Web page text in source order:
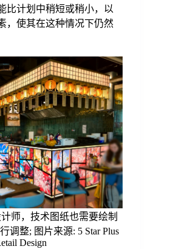
比计划中稍短或稍小，以
，使其在这种情况下仍然
师，技术图纸也需要绘制
调整; 图片来源: 5 Star Plus
Design